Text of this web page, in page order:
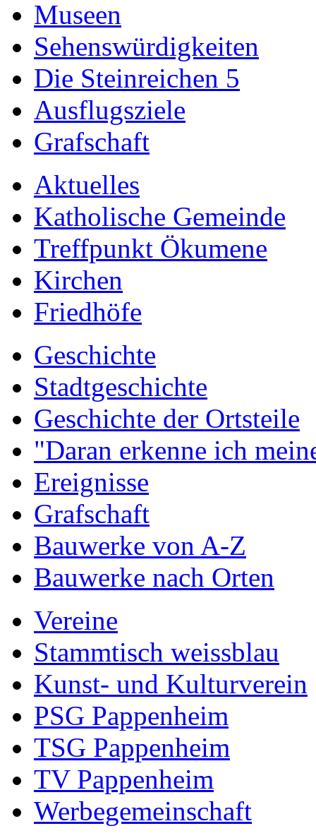
Museen
Sehenswürdigkeiten
Die Steinreichen 5
Ausflugsziele
Grafschaft
Aktuelles
Katholische Gemeinde
Treffpunkt Ökumene
Kirchen
Friedhöfe
Geschichte
Stadtgeschichte
Geschichte der Ortsteile
"Daran erkenne ich
Ereignisse
Grafschaft
Bauwerke von A-Z
Bauwerke nach Orten
Vereine
Stammtisch weissblau
Kunst- und Kulturverein
PSG Pappenheim
TSG Pappenheim
TV Pappenheim
Werbegemeinschaft